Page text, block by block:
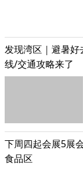
发现湾区｜避暑
线/交通攻略来了
下周四起会展5展
食品区